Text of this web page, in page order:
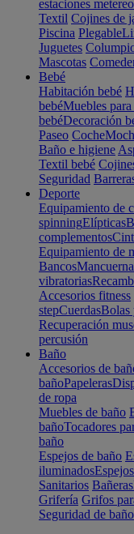
estaciones
Textil Cojines de
Piscina Plegable
Juguetes
Mascotas
Bebé
Habitación bebé
bebéMuebles
bebéDecoración
Paseo Coche
Baño e higiene
Textil bebé
Seguridad
Deporte
Equipamiento de
spinningElípticas
complementos
Equipamiento de
Bancos
vibratorias
Accesorios fitness
stepCuerdasBolas
Recuperación
percusión
Baño
Accesorios de
bañoPapeleras
de ropa
Muebles de baño
bañoTocadores
baño
Espejos de baño
iluminados
Sanitarios Bañeras
Grifería Grifos
Seguridad de baño